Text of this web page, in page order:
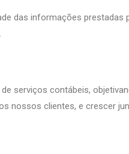
das informações prestadas
serviços contábeis,
nossos clientes, e crescer